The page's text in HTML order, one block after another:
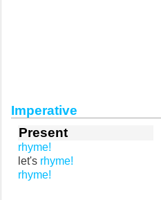
Imperative
Present
rhyme!
let's rhyme!
rhyme!